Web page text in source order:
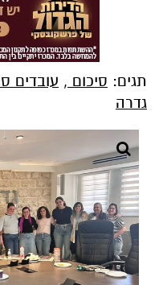
תגים: סיכום , עובדים
גדרה